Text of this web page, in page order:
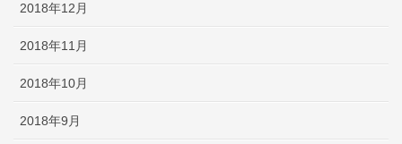
2018年12月
2018年11月
2018年10月
2018年9月